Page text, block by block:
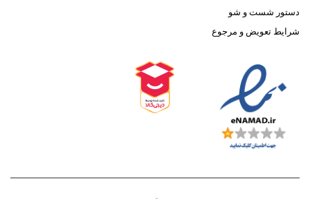
دستور شست و شو
شرایط تعویض و مرجوع